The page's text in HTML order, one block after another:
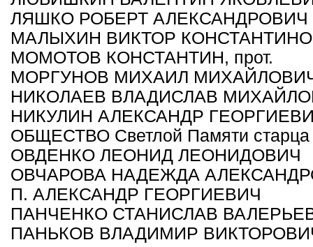
ЛЯШКО РОБЕРТ АЛЕКСАНДРОВИЧ
МАЛЫХИН ВИКТОР
МОМОТОВ КОНСТАНТИН, прот.
МОРГУНОВ МИХАИЛ
НИКОЛАЕВ ВЛАДИСЛАВ
НИКУЛИН АЛЕКСАНДР
ОБЩЕСТВО Светлой Памяти старца
ОВДЕНКО ЛЕОНИД ЛЕОНИДОВИЧ
ОВЧАРОВА НАДЕЖДА
П. АЛЕКСАНДР ГЕОРГИЕВИЧ
ПАНЧЕНКО СТАНИСЛАВ
ПАНЬКОВ ВЛАДИМИР